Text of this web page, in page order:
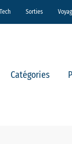
Sorties
Catégories